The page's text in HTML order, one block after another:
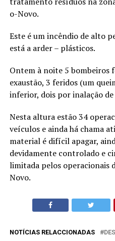
o-Novo.
Este é um incêndio de alto
está a arder – plásticos.
Ontem à noite 5 bombeiros
exaustão, 3 feridos (um
inferior, dois por inalação
Nesta altura estão 34
veículos e ainda há chama
material é difícil apagar,
devidamente controlado e
limitada pelos operacionais
Novo.
NOTÍCIAS RELACCIONADAS